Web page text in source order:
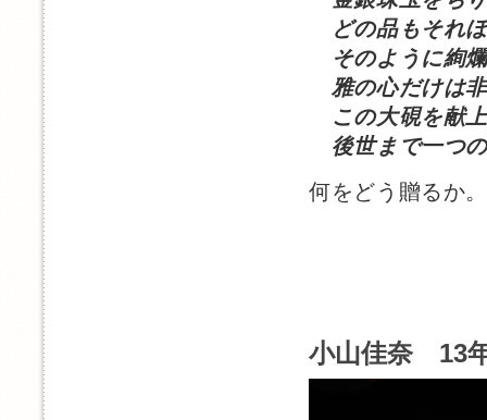
どの品もそれ
そのように絢
雅の心だけは
この大硯を献
後世まで一つ
何をどう贈るか
小山佳奈 13